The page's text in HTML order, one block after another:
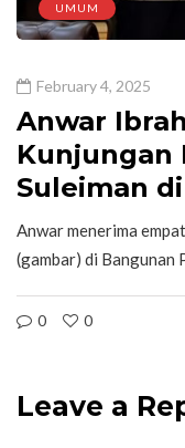
UMUM
February 4, 2025
Anwar
Kunjungan
Suleiman
Anwar menerima
(gambar) di Bangunan
0 0
Leave a